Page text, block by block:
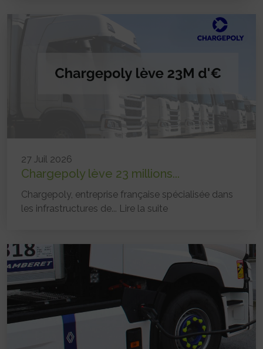
27 Juil 2026
Chargepoly lève 23 millions...
Chargepoly, entreprise française spécialisée dans
les infrastructures de... Lire la suite